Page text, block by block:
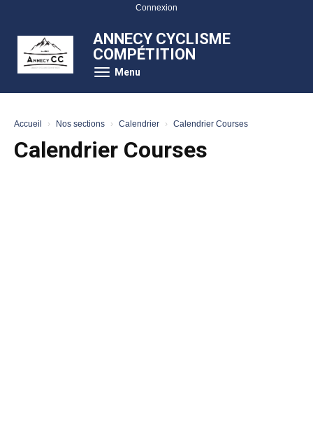
Connexion
ANNECY CYCLISME
COMPÉTITION
Menu
Accueil Nos sections Calendrier Calendrier Courses
Calendrier Courses
Panneau de gestion des cookies